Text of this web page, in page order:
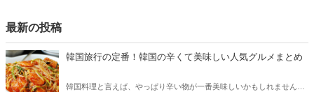
最新の投稿
韓国旅行の定番！韓国の辛くて美味しい人気グルメまとめ
韓国料理と言えば、やっぱり辛い物が一番美味しいかもしれません。